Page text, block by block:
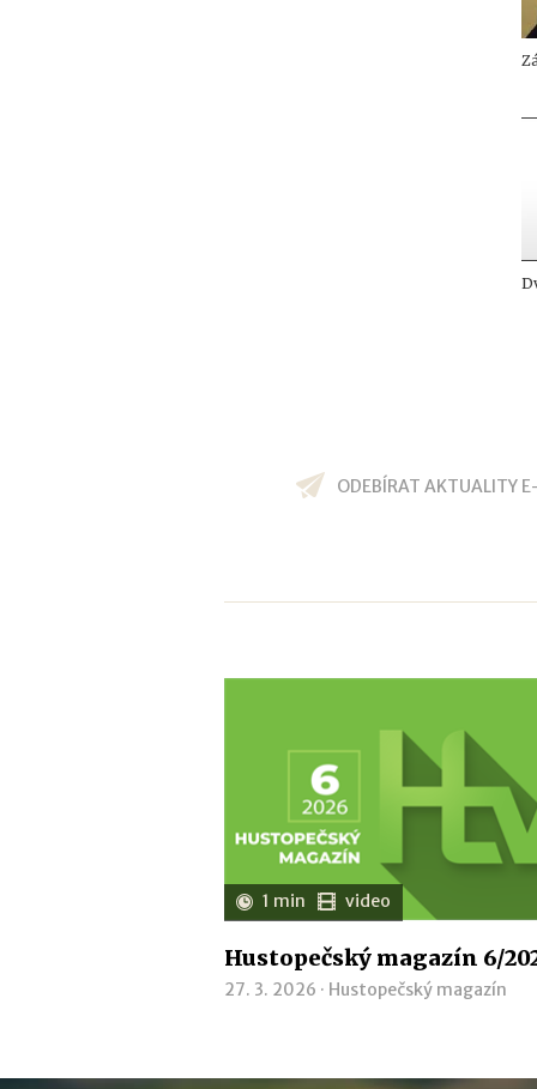
ODEBÍRAT AKTUALITY
1 min video
Hustopečský magazín 6/
27. 3. 2026 · Hustopečský magazín